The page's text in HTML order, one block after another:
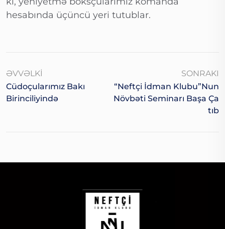
hesabında üçüncü yeri tutublar.
ƏVVƏLKI
Cüdoçularımız Bakı
Birinciliyində
SONRAKI
“Neftçi İdman Klubu”nun
Növbəti Seminarı Başa Ça
Tıb